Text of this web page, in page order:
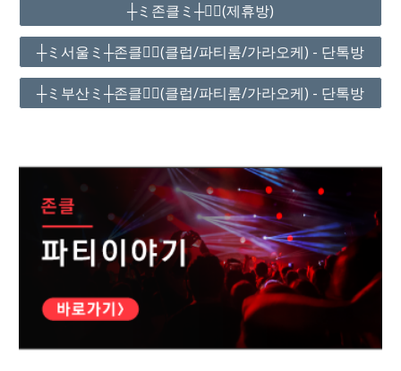
┼ミ존클ミ┼❤️‍🔥(제휴방)
┼ミ서울ミ┼존클❤️‍🔥(클럽/파티룸/가라오케) - 단톡방
┼ミ부산ミ┼존클❤️‍🔥(클럽/파티룸/가라오케) - 단톡방